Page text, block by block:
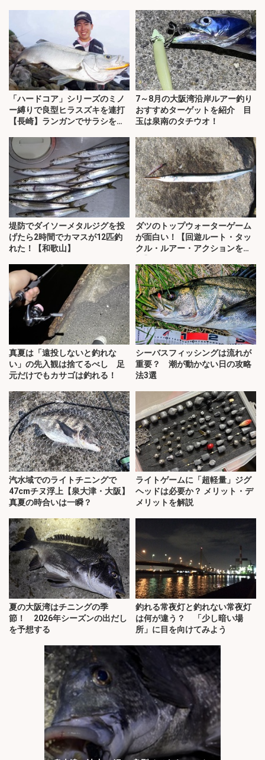
「ハードコア」シリーズのミノ
ー縛りで良型ヒラスズキを連打
【長崎】ランガンでサラシを攻
7～8月の大阪湾沿岸ルアー釣り
おすすめターゲットを紹介 目
玉は泉南のタチウオ！
堤防でダイソーメタルジグを投
げたら2時間でカマスが12匹釣
れた！【和歌山】
ダツのトップウォーターゲーム
が面白い！【回遊ルート・タッ
クル・ルアー・アクションを解
真夏は「遠投しないと釣れな
い」の先入観は捨てるべし 足
元だけでもカサゴは釣れる！
シーバスフィッシングは流れが
重要？ 潮が動かない日の攻略
法3選
汽水域でのライトチニングで
47cmチヌ浮上【泉大津・大阪】
真夏の時合いは一瞬？
ライトゲームに「超軽量」ジグ
ヘッドは必要か？ メリット・デ
メリットを解説
夏の大阪湾はチニングの季
節！ 2026年シーズンの出だし
を予想する
釣れる常夜灯と釣れない常夜灯
は何が違う？ 「少し暗い場
所」に目を向けてみよう